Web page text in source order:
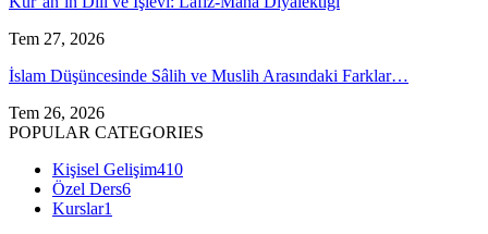
Tem 27, 2026
İslam Düşüncesinde Sâlih ve Muslih Arasındaki Farklar…
Tem 26, 2026
POPULAR CATEGORIES
Kişisel Gelişim410
Özel Ders6
Kurslar1